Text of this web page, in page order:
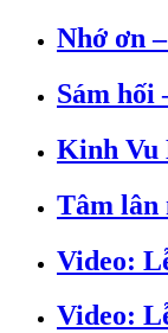
Nhớ ơn
Sám hối
Kinh Vu
Tâm lân
Video:
Video: